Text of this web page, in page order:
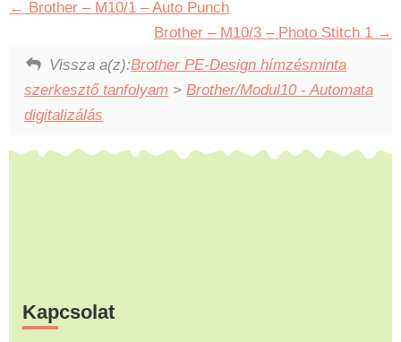
Brother – M10/1 – Auto Punch
Brother – M10/3 – Photo Stitch 1
Vissza a(z):Brother PE-Design hímzésminta
szerkesztő tanfolyam >Brother/Modul10 - Automata
digitalizálás
Kapcsolat